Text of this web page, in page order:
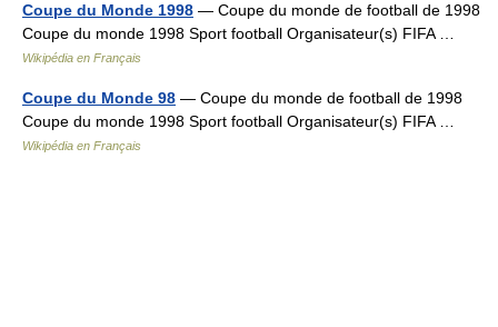
Coupe du Monde 1998 — Coupe du monde de football de 1998
Coupe du monde 1998 Sport football Organisateur(s) FIFA …
Wikipédia en Français
Coupe du Monde 98 — Coupe du monde de football de 1998
Coupe du monde 1998 Sport football Organisateur(s) FIFA …
Wikipédia en Français